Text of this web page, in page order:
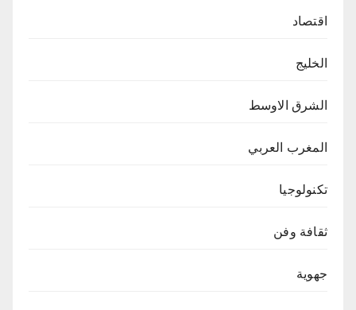
اقتصاد
الخليج
الشرق الاوسط
المغرب العربي
تكنولوجيا
ثقافة وفن
جهوية